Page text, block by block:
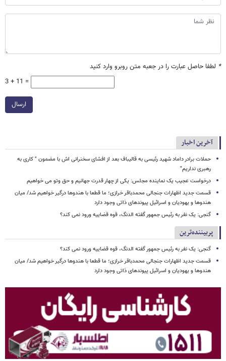
* لطفا حاصل عبارت را در جعبه متن روبرو وارد کنید
3 + 11 =
ارسال
آخرین اخبار
حملات برادر داماد شهید رئیسی به قالیباف بعد از افشای سخنرانی اش با مضمون " کاری به
رهبری نداریم"
درخواست عجیب یک نماینده مجلس: یکی از چهار قدرت جهانیم و حق وتو می خواهیم
قسمت جدید اظهارات جنجالی محمدباقر خرازی؛ ما قطعا با هندوها درگیر خواهیم شد/ میان
هندوها و یهودیان و اسرائیل پیوندهای ذاتی وجود دارد
گنجی: یک نفر به رئیس جمهور گفته الدنگ، قوه قضاییه ورود نمی کند؟
پربیننده‌ترین
گنجی: یک نفر به رئیس جمهور گفته الدنگ، قوه قضاییه ورود نمی کند؟
قسمت جدید اظهارات جنجالی محمدباقر خرازی؛ ما قطعا با هندوها درگیر خواهیم شد/ میان
هندوها و یهودیان و اسرائیل پیوندهای ذاتی وجود دارد